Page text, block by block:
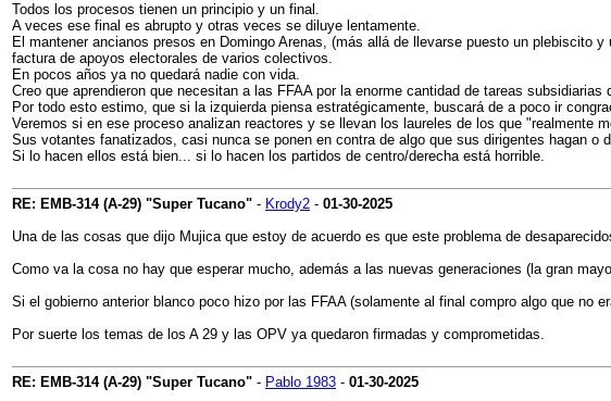
Todos los procesos tienen un principio y un final.
A veces ese final es abrupto y otras veces se diluye lentamente.
El mantener ancianos presos en Domingo Arenas, (más allá de llevarse puesto un
factura de apoyos electorales de varios colectivos.
En pocos años ya no quedará nadie con vida.
Creo que aprendieron que necesitan a las FFAA por la enorme cantidad de tareas
Por todo esto estimo, que si la izquierda piensa estratégicamente, buscará de a poco ir
Veremos si en ese proceso analizan reactores y se llevan los laureles de los que "realmente
Sus votantes fanatizados, casi nunca se ponen en contra de algo que sus dirigentes hagan o
Si lo hacen ellos está bien... si lo hacen los partidos de centro/derecha está horrible.
RE: EMB-314 (A-29) "Super Tucano" - Krody2 - 01-30-2025
Una de las cosas que dijo Mujica que estoy de acuerdo es que este problema de
Como va la cosa no hay que esperar mucho, además a las nuevas generaciones (la gran
Si el gobierno anterior blanco poco hizo por las FFAA (solamente al final compro algo que no
Por suerte los temas de los A 29 y las OPV ya quedaron firmadas y comprometidas.
RE: EMB-314 (A-29) "Super Tucano" - Pablo 1983 - 01-30-2025